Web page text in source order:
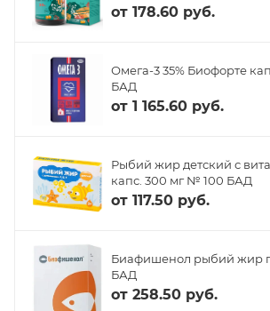
от 178.60 руб.
Омега-3 35% Биофорте
БАД
от 1 165.60 руб.
Рыбий жир детский с
капс. 300 мг № 100 БАД
от 117.50 руб.
Биафишенол рыбий жир
БАД
от 258.50 руб.